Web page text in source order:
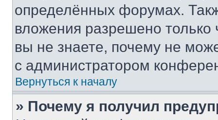
определённых форумах.
вложения разрешено
вы не знаете, почему не
с администратором
Вернуться к началу
» Почему я получил